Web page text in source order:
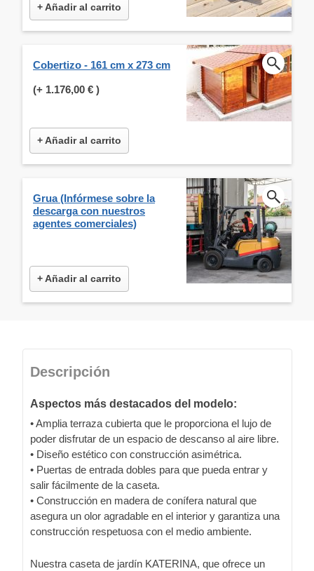
+ Añadir al carrito
Cobertizo - 161 cm x 273 cm
(+ 1.176,00 € )
+ Añadir al carrito
Grua (Infórmese sobre la
descarga con nuestros
agentes comerciales)
+ Añadir al carrito
Descripción
Aspectos más destacados del modelo:
• Amplia terraza cubierta que le proporciona el lujo de
poder disfrutar de un espacio de descanso al aire libre.
• Diseño estético con construcción asimétrica.
• Puertas de entrada dobles para que pueda entrar y
salir fácilmente de la caseta.
• Construcción en madera de conífera natural que
asegura un olor agradable en el interior y garantiza una
construcción respetuosa con el medio ambiente.
Nuestra caseta de jardín KATERINA, que ofrece un